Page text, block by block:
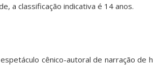
a classificação indicativa é 14 anos.
cênico-autoral de narração de